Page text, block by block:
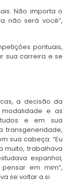
Não importa o
não será você”,
pontuais,
sua carreira e se
a decisão da
e as
e em sua
transgeneridade,
sua cabeça: “Eu
muito, trabalhava
espanhol,
em mim”,
se voltar a si